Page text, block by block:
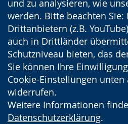
und zu analysieren, wie
werden. Bitte beachten Sie:
Drittanbietern (z.B.
auch in Drittländer
Schutzniveau bieten, das
Sie können Ihre
Cookie-Einstellungen unten
widerrufen.
Weitere Informationen
Datenschutzerklärung.